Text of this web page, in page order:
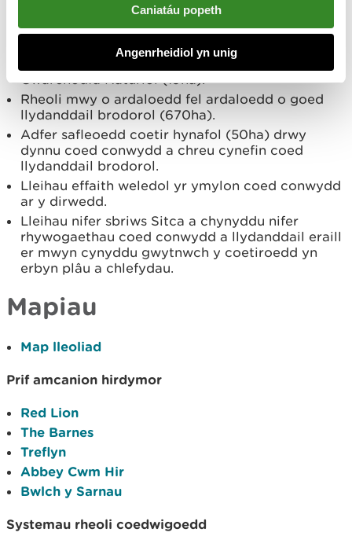
Caniatáu popeth
Angenrheidiol yn unig
coetir olynol (210ha).
Neilltuo mwy o ardaloedd i’w cadw dros y tymor
Neilltuo mwy o ardaloedd ar gyfer statws
Gwarchodfa Naturiol (19ha).
Rheoli mwy o ardaloedd fel ardaloedd o goed
llydanddail brodorol (670ha).
Adfer safleoedd coetir hynafol (50ha) drwy
dynnu coed conwydd a chreu cynefin coed
llydanddail brodorol.
Lleihau effaith weledol yr ymylon coed conwydd
ar y dirwedd.
Lleihau nifer sbriws Sitca a chynyddu nifer
rhywogaethau coed conwydd a llydanddail eraill
er mwyn cynyddu gwytnwch y coetiroedd yn
erbyn plâu a chlefydau.
Mapiau
Map lleoliad
Prif amcanion hirdymor
Red Lion
The Barnes
Treflyn
Abbey Cwm Hir
Bwlch y Sarnau
Systemau rheoli coedwigoedd